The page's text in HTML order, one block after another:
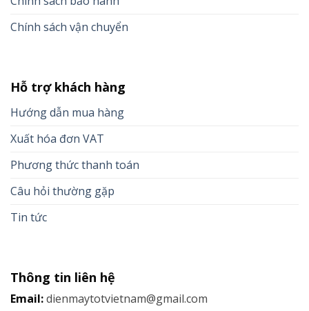
Chính sách vận chuyển
Hỗ trợ khách hàng
Hướng dẫn mua hàng
Xuất hóa đơn VAT
Phương thức thanh toán
Câu hỏi thường gặp
Tin tức
Thông tin liên hệ
Email:dienmaytotvietnam@gmail.com